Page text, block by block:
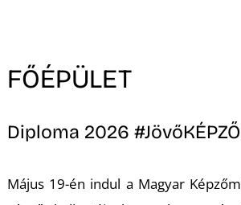
FŐÉPÜLET
Diploma 2026 #JövőKÉPZŐ
Május 19-én indul a Magyar